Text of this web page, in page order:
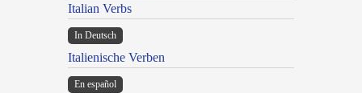
Italian Verbs
In Deutsch
Italienische Verben
En español